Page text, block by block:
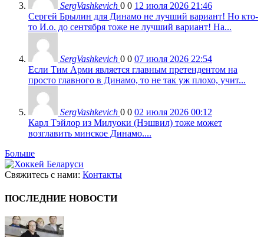
SergVashkevich 0 0 12 июля 2026 21:46
Сергей Брылин для Динамо не лучший вариант! Но кто-
то И.о. до сентября тоже не лучший вариант! На...
SergVashkevich 0 0 07 июля 2026 22:54
Если Тим Арми является главным претендентом на
просто главного в Динамо, то не так уж плохо, учит...
SergVashkevich 0 0 02 июля 2026 00:12
Карл Тэйлор из Милуоки (Нэшвил) тоже может
возглавить минское Динамо....
Больше
Свяжитесь с нами: Контакты
ПОСЛЕДНИЕ НОВОСТИ